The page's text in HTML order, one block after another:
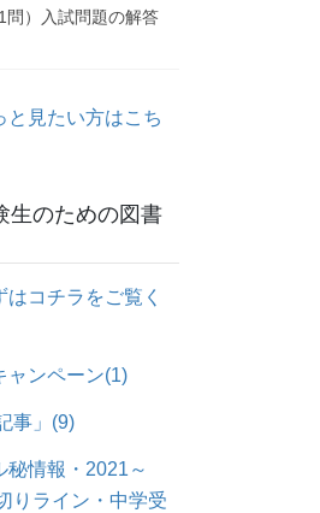
問）入試問題の解答
と見たい方はこち
生のための図書
コチラをご覧く
ャンペーン(1)
事」 (9)
秘情報・2021～
りライン・中学受